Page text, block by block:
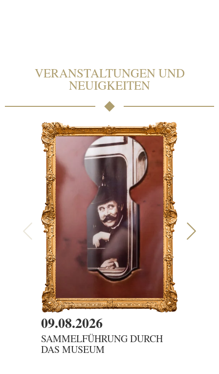
VERANSTALTUNGEN UND
NEUIGKEITEN
09.08.2026
SAMMELFÜHRUNG DURCH
DAS MUSEUM